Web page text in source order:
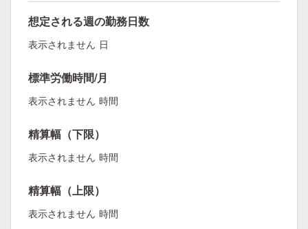
想定される週の勤務日数
表示されません 日
標準労働時間/月
表示されません 時間
精算幅（下限）
表示されません 時間
精算幅（上限）
表示されません 時間